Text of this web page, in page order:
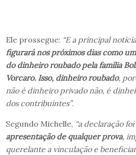
Ele prossegue: “E a principal
figurará nos próximos dias como
do dinheiro roubado pela família
Vorcaro. Isso, dinheiro roubado,
não é dinheiro privado não, é
dos contribuintes”.
Segundo Michelle, “a declaração
apresentação de qualquer prova,
querelante a vinculação e